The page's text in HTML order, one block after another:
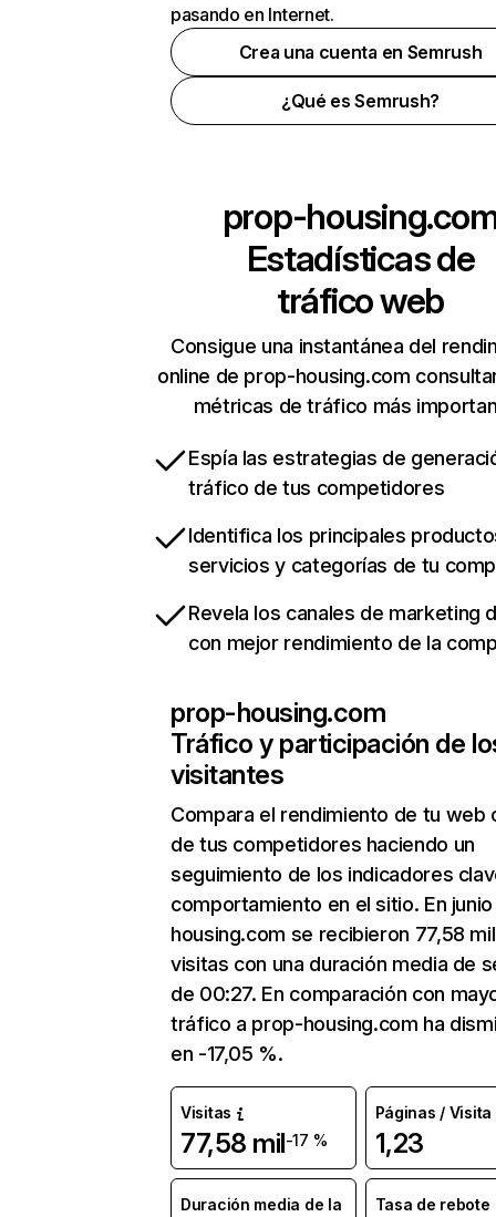
pasando en Internet.
Crea una cuenta en Semrush
¿Qué es Semrush?
prop-
Estadísticas de
tráfico web
Consigue una instantánea del
online de prop-housing.com
métricas de tráfico más
Espía las estrategias de
tráfico de tus competidores
Identifica los principales
servicios y categorías de tu
Revela los canales de marketing
con mejor rendimiento de la
prop-housing.com
Tráfico y participación de
visitantes
Compara el rendimiento de tu web
de tus competidores haciendo un
seguimiento de los indicadores
comportamiento en el sitio. En
housing.com se recibieron 77,58 mil
visitas con una duración media de
de 00:27. En comparación con
tráfico a prop-housing.com ha
en -17,05 %.
Visitas
77,58 mil-17 %
Páginas / Visita
1,23
Duración media de la
Tasa de rebote